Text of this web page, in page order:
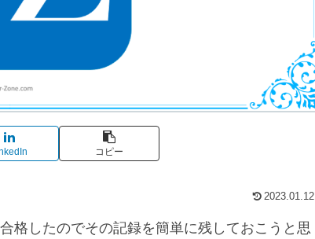
コピー
2023.01.12
格したのでその記録を簡単に残しておこうと思